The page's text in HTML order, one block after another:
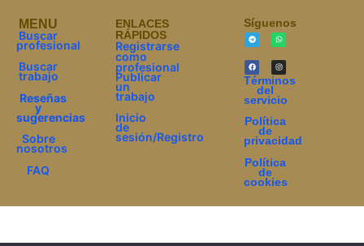
МЕNU
Buscar
profesional
Buscar
trabajo
Reseñas
y
sugerencias
Sobre
nosotros
FAQ
ENLACES
RÁPIDOS
Registrarse
como
profesional
Publicar
un
trabajo
Inicio
de
sesión/Registro
Síguenos
Términos
del
servicio
Política
de
privacidad
Política
de
cookies